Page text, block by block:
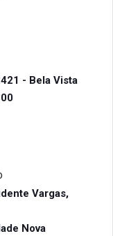
- Bela Vista
Vargas,
Nova